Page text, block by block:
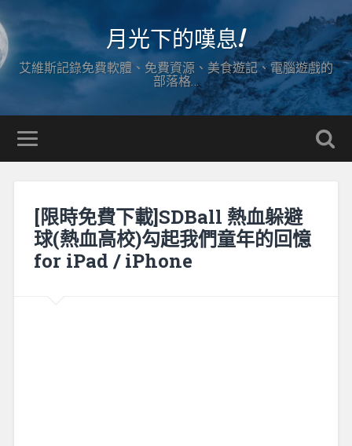
月光下的嘆息!
艾維斯記錄免費軟體、免費資源、美食遊記、電腦遊戲的
部落格…
[限時免費下載]SDBall 熱血躲避
球(熱血高校)勾起我們童年的回憶
for iPad / iPhone